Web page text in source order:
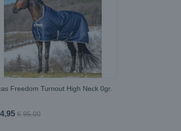
Freedom Turnout High Neck 0gr.
€ 95,00